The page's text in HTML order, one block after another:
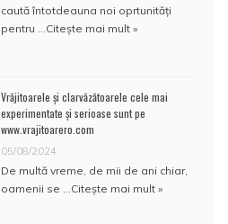
caută întotdeauna noi oprtunități
pentru … Citește mai mult »
Vrăjitoarele și clarvăzătoarele cele mai
experimentate și serioase sunt pe
www.vrajitoarero.com
05/08/2024
De multă vreme, de mii de ani chiar,
oamenii se … Citește mai mult »